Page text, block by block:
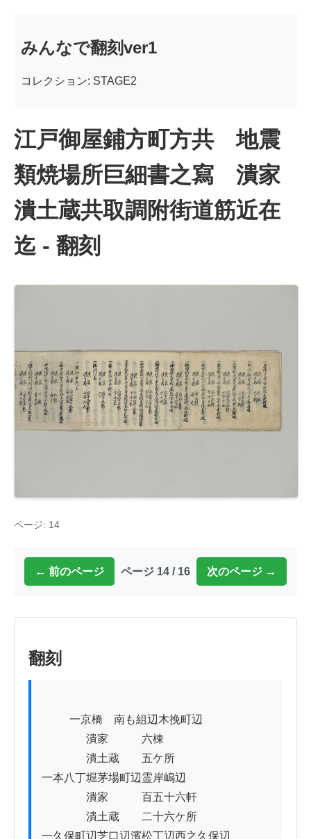
みんなで翻刻ver1
コレクション: STAGE2
江戸御屋鋪方町方共 地震
類焼場所巨細書之寫 潰家
潰土蔵共取調附街道筋近在
迄 - 翻刻
ページ: 14
← 前のページ ページ 14 / 16 次のページ →
翻刻
潰家　　　六棟
潰土蔵　　五ケ所
一本八丁堀茅場町辺霊岸嶋辺
潰家　　　百五十六軒
潰土蔵　　二十六ケ所
一久保町辺芝口辺濱松丁辺西之久保辺